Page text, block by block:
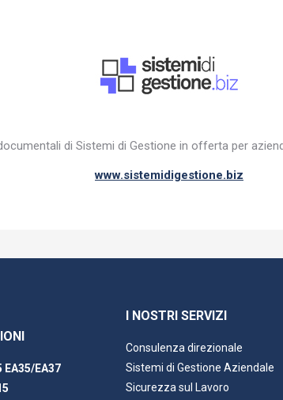
di Sistemi di Gestione in offerta per
www.sistemidigestione.biz
EA35/EA37
I NOSTRI SERVIZI
Consulenza direzionale
Sistemi di Gestione Aziendale
Sicurezza sul Lavoro